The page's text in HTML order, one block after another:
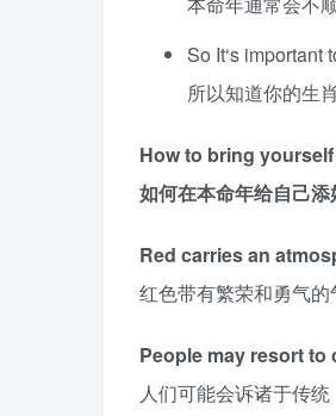
So It‘s important
所以知道你的生
How to bring
如何在本命年给自己添
Red carries an
红色带有繁荣和勇气的
People may resort
人们可能会诉诸于传统